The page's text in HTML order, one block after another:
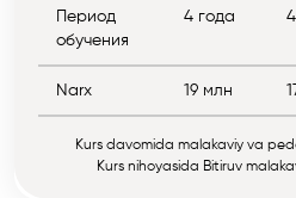
Период
обучения
4 года
Narx 19 млн
Kurs davomida malakaviy va
Kurs nihoyasida Bitiruv